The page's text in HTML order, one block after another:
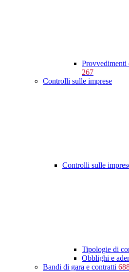
Provvedimenti
267
Controlli sulle imprese
Controlli sulle
Tipologie di
Obblighi e
Bandi di gara e contratti